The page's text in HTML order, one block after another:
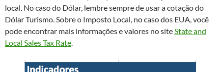
local. No caso do Dólar, lembre sempre de usar a cotação do
Dólar Turismo. Sobre o Imposto Local, no caso dos EUA, você
pode encontrar mais informações e valores no site State and
Local Sales Tax Rate